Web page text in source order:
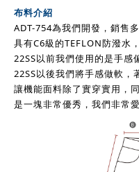
布料介紹
ADT-754為我們開發，銷售
具有C6級的TEFLON防潑水
22SS以前我們使用的是手感
22SS以後我們將手感做軟，
讓機能面料除了實穿實用，
是一塊非常優秀，我們非常